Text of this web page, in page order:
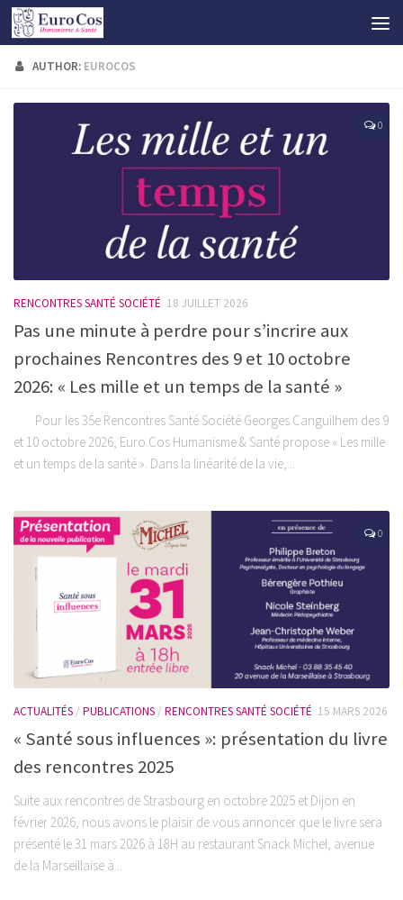
AUTHOR: EUROCOS
0
RENCONTRES SANTÉ SOCIÉTÉ 18 JUILLET 2026
Pas une minute à perdre pour s’incrire aux
prochaines Rencontres des 9 et 10 octobre
2026: « Les mille et un temps de la santé »
Pour les 35e Rencontres Santé Société Georges Canguilhem des 9
et 10 octobre 2026, Euro Cos Humanisme & Santé propose « Les mille
et un temps de la santé ». Dans la linéarité de la vie,...
0
ACTUALITÉS / PUBLICATIONS / RENCONTRES SANTÉ SOCIÉTÉ 15 MARS 2026
« Santé sous influences »: présentation du livre
des rencontres 2025
Suite aux rencontres de Strasbourg en octobre 2025 et Dijon en
février 2026, nous avons le plaisir de vous annoncer que le livre sera
présenté le 31 mars 2026 à 18H au restaurant Snack Michel, avenue
de la Marseillaise à...